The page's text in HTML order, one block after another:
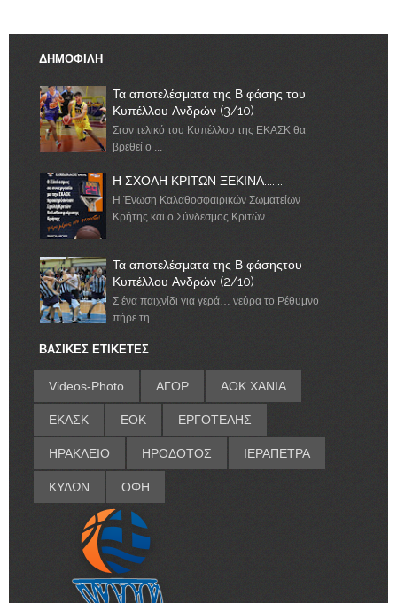
ΔΗΜΟΦΙΛΗ
Τα αποτελέσματα της Β φάσης του
Κυπέλλου Ανδρών (3/10)
Στον τελικό του Κυπέλλου της ΕΚΑΣΚ θα
βρεθεί ο ...
Η ΣΧΟΛΗ ΚΡΙΤΩΝ ΞΕΚΙΝΑ.......
Η Ένωση Καλαθοσφαιρικών Σωματείων
Κρήτης και ο Σύνδεσμος Κριτών ...
Τα αποτελέσματα της Β φάσηςτου
Κυπέλλου Ανδρών (2/10)
Σ ένα παιχνίδι για γερά… νεύρα το Ρέθυμνο
πήρε τη ...
ΒΑΣΙΚΕΣ ΕΤΙΚΕΤΕΣ
Videos-Photo ΑΓΟΡ ΑΟΚ ΧΑΝΙΑ
ΕΚΑΣΚ ΕΟΚ ΕΡΓΟΤΕΛΗΣ
ΗΡΑΚΛΕΙΟ ΗΡΟΔΟΤΟΣ ΙΕΡΑΠΕΤΡΑ
ΚΥΔΩΝ ΟΦΗ